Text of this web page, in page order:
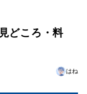
どころ・料
はね